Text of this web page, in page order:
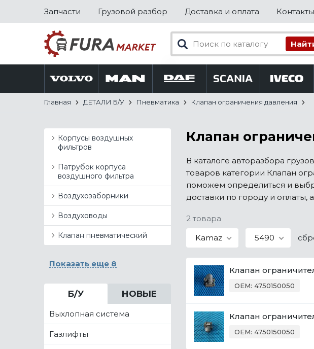
Запчасти Грузовой разбор Доставка и оплата Контакты
Главная ДЕТАЛИ Б/У Пневматика Клапан ограничения давления
Корпусы воздушных
фильтров
Патрубок корпуса
воздушного фильтра
Воздухозаборники
Воздуховоды
Клапан пневматический
Показать еще 8
Б/У НОВЫЕ
Выхлопная система
Газлифты
Клапан
В каталоге авторазбора
товаров категории Клапан
поможем определиться и
доставки по городу и оплаты,
2 товара
Kamaz
5490
Клапан
OEM: 4750150050
Клапан
OEM: 4750150050